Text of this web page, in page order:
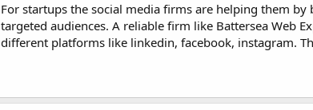
For startups the social media firms are helping them
targeted audiences. A reliable firm like Battersea Web
different platforms like linkedin, facebook, instagram.